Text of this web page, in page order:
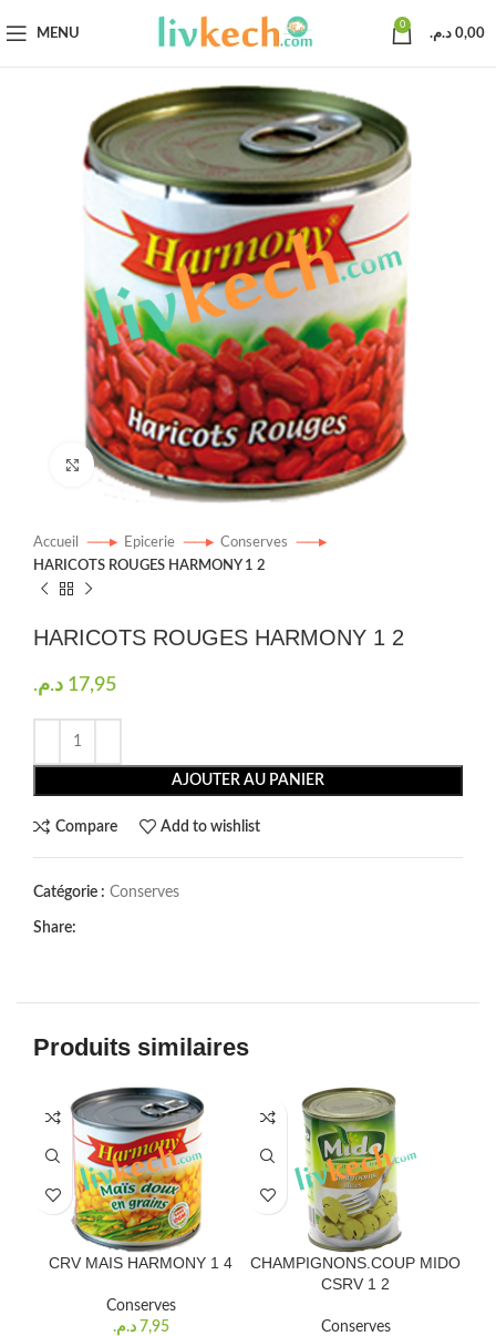
MENU
0
0,00 د.م.
Click to enlarge
Accueil Epicerie
Conserves
HARICOTS ROUGES HARMONY 1 2
HARICOTS ROUGES HARMONY 1 2
17,95 د.م.
AJOUTER AU PANIER
Compare Add to wishlist
Catégorie : Conserves
Share:
Produits similaires
CRV MAIS HARMONY 1 4
Conserves
7,95 د.م.
CHAMPIGNONS.COUP MIDO
CSRV 1 2
Conserves